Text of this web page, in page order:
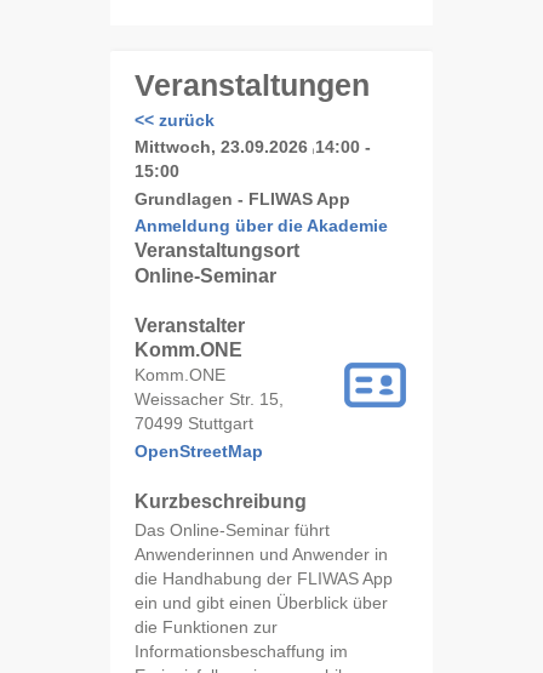
Veranstaltungen
<< zurück
Mittwoch, 23.09.2026
| 14:00 -
15:00
Grundlagen - FLIWAS App
Anmeldung über die Akademie
Veranstaltungsort
Online-Seminar
Veranstalter
Komm.ONE
Komm.ONE
Weissacher Str. 15,
70499 Stuttgart
OpenStreetMap
Kurzbeschreibung
Das Online-Seminar führt
Anwenderinnen und Anwender in
die Handhabung der FLIWAS App
ein und gibt einen Überblick über
die Funktionen zur
Informationsbeschaffung im